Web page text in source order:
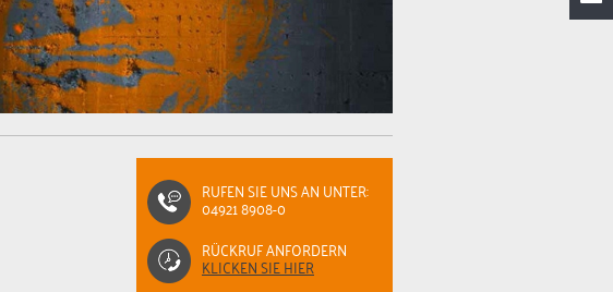
RUFEN SIE UNS AN UNTER:
04921 8908-0
RÜCKRUF ANFORDERN
KLICKEN SIE HIER